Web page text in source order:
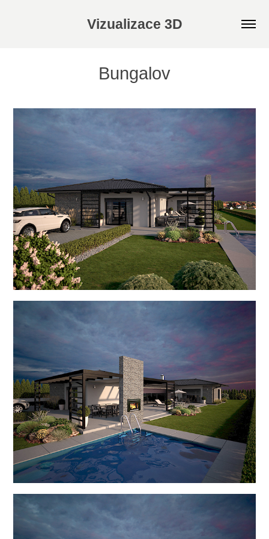
Vizualizace 3D
Bungalov